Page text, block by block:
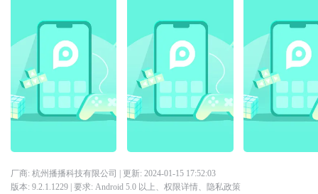
厂商: 杭州播播科技有限公司 | 更新: 2024-01-15 17:52:03
版本: 9.2.1.1229| 要求: Android 5.0 以上、 权限详情、 隐私政策